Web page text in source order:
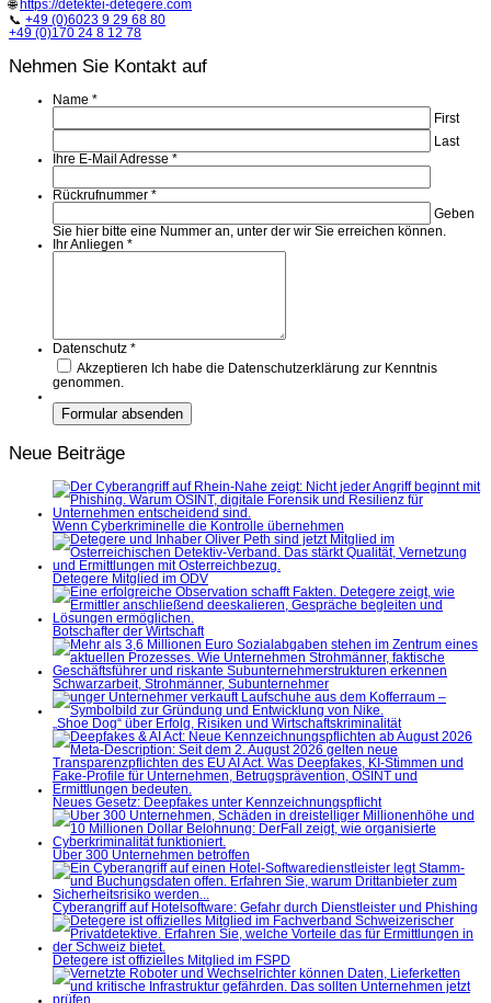
🌐 https://detektei-detegere.com
📞 +49 (0)6023 9 29 68 80
+49 (0)170 24 8 12 78
Nehmen Sie Kontakt auf
Name *
First
Last
Ihre E-Mail Adresse *
Rückrufnummer *
Geben
Sie hier bitte eine Nummer an, unter der wir Sie erreichen können.
Ihr Anliegen *
Datenschutz *
Akzeptieren Ich habe die Datenschutzerklärung zur Kenntnis
genommen.
Neue Beiträge
Wenn Cyberkriminelle die Kontrolle übernehmen
Detegere Mitglied im ÖDV
Botschafter der Wirtschaft
Schwarzarbeit, Strohmänner, Subunternehmer
„Shoe Dog“ über Erfolg, Risiken und Wirtschaftskriminalität
Neues Gesetz: Deepfakes unter Kennzeichnungspflicht
Über 300 Unternehmen betroffen
Cyberangriff auf Hotelsoftware: Gefahr durch Dienstleister und Phishing
Detegere ist offizielles Mitglied im FSPD